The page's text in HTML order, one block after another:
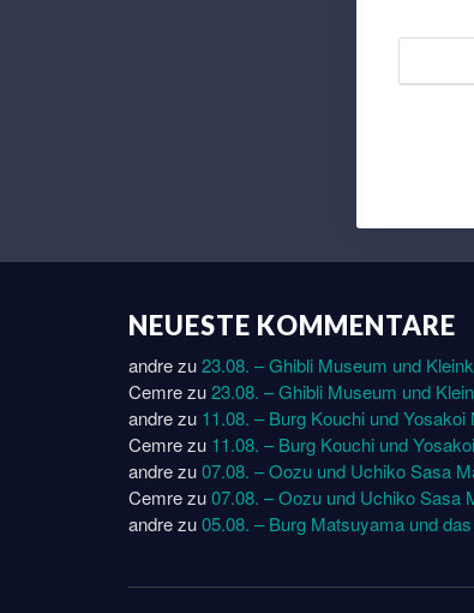
NEUESTE KOMMENTARE
andrezu23.08. – Ghibli Museum und
Cemrezu23.08. – Ghibli Museum und
andrezu 11.08. – Burg Kouchi und Yosakoi
Cemrezu 11.08. – Burg Kouchi und
andrezu07.08. – Oozu und Uchiko Sasa
Cemrezu07.08. – Oozu und Uchiko Sasa
andrezu05.08. – Burg Matsuyama und